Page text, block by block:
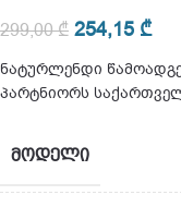
299,00₾ 254,15 ₾
ნატურლენდი
პარტნიორს
ᲛᲝᲓᲔᲚᲘ